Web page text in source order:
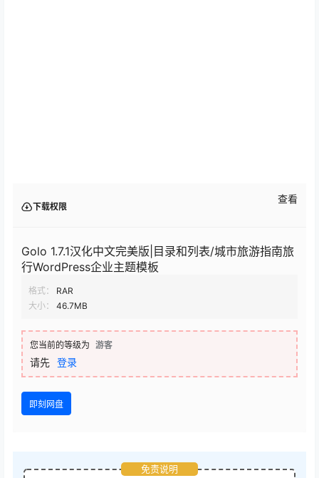
Golo 1.7.1汉化中文完美版|目录和列表/城市旅游指南旅
大小： 46.7MB
您当前的等级为
请先 登录
即刻网盘
折 或发送邮件 540540777@qq.com
我们会第一时间进行审核